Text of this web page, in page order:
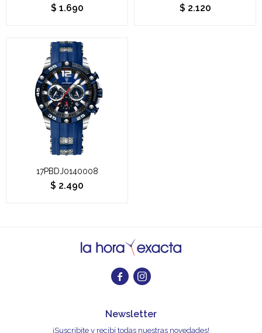
$ 1.690 $ 2.120
17PBDJ0140008
$ 2.490
 
Newsletter
¡Suscribite y recibí todas nuestras novedades!